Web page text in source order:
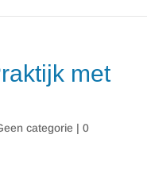
met
categorie | 0